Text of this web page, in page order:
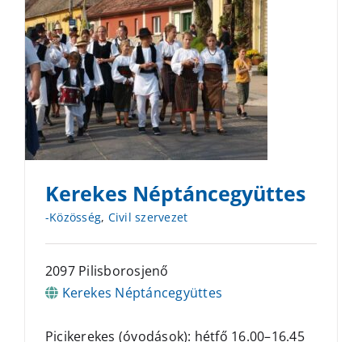
Kerekes Néptáncegyüttes
-Közösség, Civil szervezet
2097 Pilisborosjenő
Kerekes Néptáncegyüttes
Picikerekes (óvodások): hétfő 16.00–16.45